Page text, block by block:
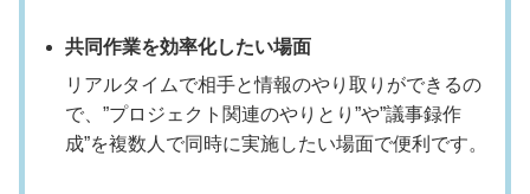
共同作業を効率化したい場面
リアルタイムで相手と情報のやり取りができるの
で、”プロジェクト関連のやりとり”や”議事録作
成”を複数人で同時に実施したい場面で便利です。